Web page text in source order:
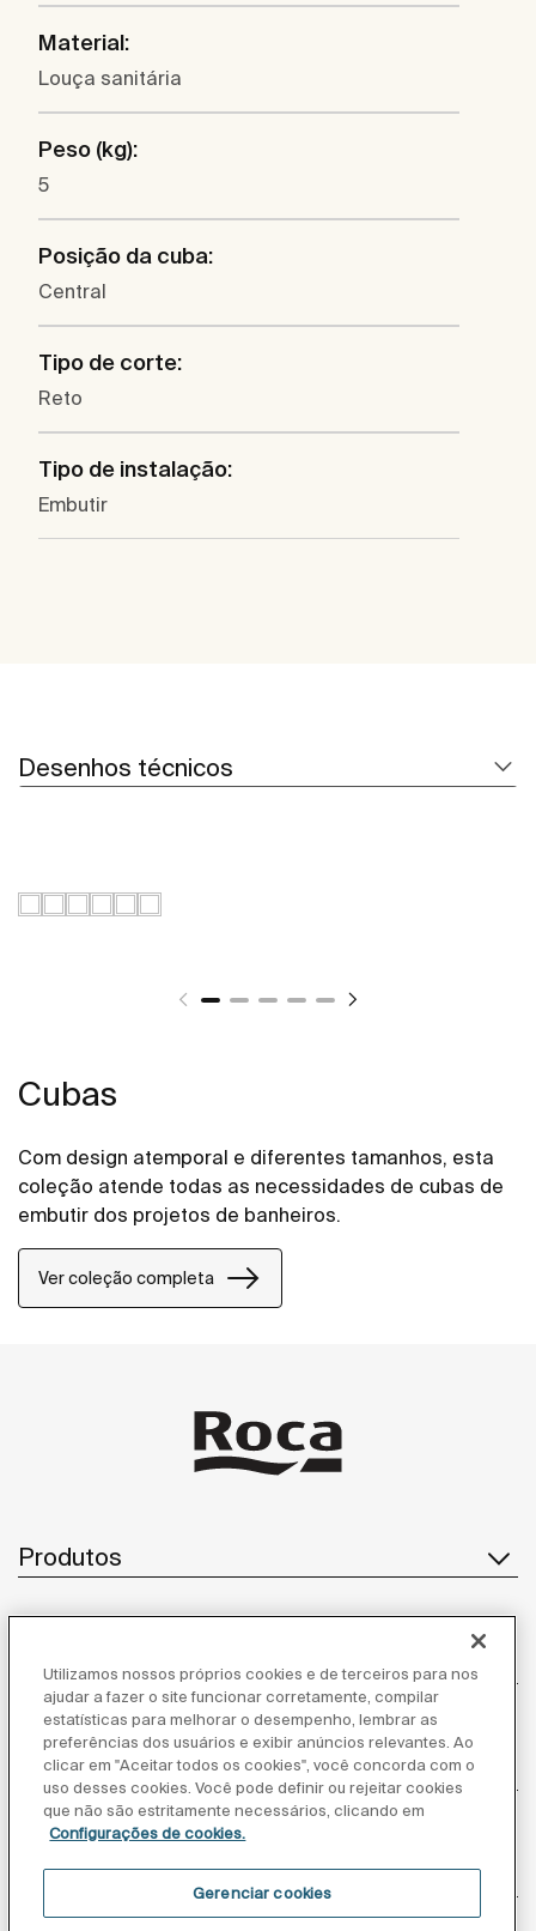
Material:
Louça sanitária
Peso (kg):
5
Posição da cuba:
Central
Tipo de corte:
Reto
Tipo de instalação:
Embutir
Desenhos técnicos
Cubas
Com design atemporal e diferentes tamanhos, esta
coleção atende todas as necessidades de cubas de
embutir dos projetos de banheiros.
Ver coleção completa
Produtos
Atendimento ao cliente
Sobre nós
Inspiração
Utilizamos nossos próprios cookies e de terceiros para nos
ajudar a fazer o site funcionar corretamente, compilar
estatísticas para melhorar o desempenho, lembrar as
preferências dos usuários e exibir anúncios relevantes. Ao
clicar em "Aceitar todos os cookies", você concorda com o
uso desses cookies. Você pode definir ou rejeitar cookies
que não são estritamente necessários, clicando em
Configurações de cookies.
Gerenciar cookies